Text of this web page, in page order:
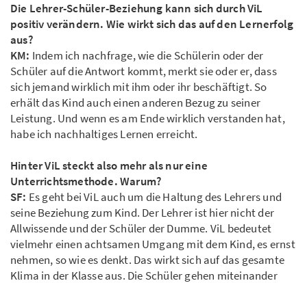
Die Lehrer-Schüler-Beziehung kann sich durch ViL
positiv verändern. Wie wirkt sich das auf den Lernerfolg
aus?
KM: Indem ich nachfrage, wie die Schülerin oder der
Schüler auf die Antwort kommt, merkt sie oder er, dass
sich jemand wirklich mit ihm oder ihr beschäftigt. So
erhält das Kind auch einen anderen Bezug zu seiner
Leistung. Und wenn es am Ende wirklich verstanden hat,
habe ich nachhaltiges Lernen erreicht.
Hinter ViL steckt also mehr als nur eine
Unterrichtsmethode. Warum?
SF: Es geht bei ViL auch um die Haltung des Lehrers und
seine Beziehung zum Kind. Der Lehrer ist hier nicht der
Allwissende und der Schüler der Dumme. ViL bedeutet
vielmehr einen achtsamen Umgang mit dem Kind, es ernst
nehmen, so wie es denkt. Das wirkt sich auf das gesamte
Klima in der Klasse aus. Die Schüler gehen miteinander